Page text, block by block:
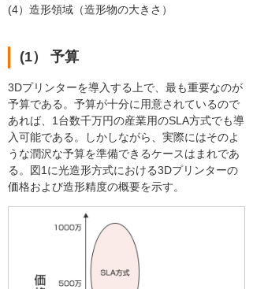
(4）造形領域（造形物の大きさ）
(1） 予算
3Dプリンターを導入する上で、最も重要なのが
予算である。予算が十分に用意されているので
あれば、1台数千万円の産業用のSLA方式でも導
入可能である。しかしながら、実際にはそのよ
うな潤沢な予算を準備できるケースはまれであ
る。図1に光造形方式における3Dプリンターの
価格および造形精度の概要を示す。